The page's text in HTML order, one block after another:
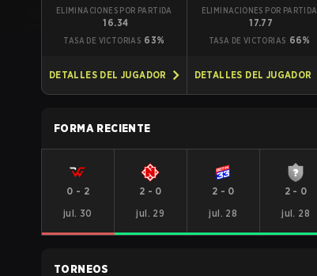
ELIMINACIONES POR PARTIDA
16.34
TASA DE VICTORIAS 63%
DETALLES DEL JUGADOR
ELIMINACIONES POR PARTIDA
17.77
TASA DE VICTORIAS 66%
DETALLES DEL JUGADOR
FORMA RECIENTE
0 - 2
jul. 30
2 - 0
jul. 29
2 - 0
jul. 28
2 - 0
jul. 28
TORNEOS